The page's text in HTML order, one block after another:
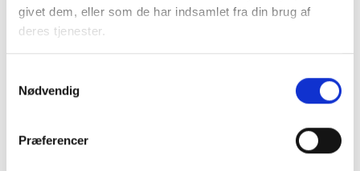
givet dem, eller som de har indsamlet fra din brug af
deres tjenester.
Nødvendig
Præferencer